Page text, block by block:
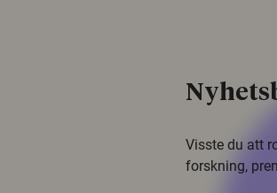
Visste du att
forskning,